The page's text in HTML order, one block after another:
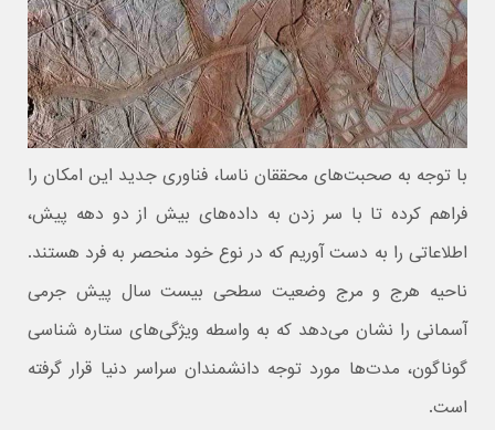
با توجه به صحبت‌های محققان ناسا، فناوری جدید این امکان را
فراهم کرده تا با سر زدن به داده‌های بیش از دو دهه پیش،
اطلاعاتی را به دست آوریم که در نوع خود منحصر به فرد هستند.
ناحیه هرج و مرج وضعیت سطحی بیست سال پیش جرمی
آسمانی را نشان می‌دهد که به واسطه ویژگی‌های ستاره شناسی
گوناگون، مدت‌ها مورد توجه دانشمندان سراسر دنیا قرار گرفته
است.